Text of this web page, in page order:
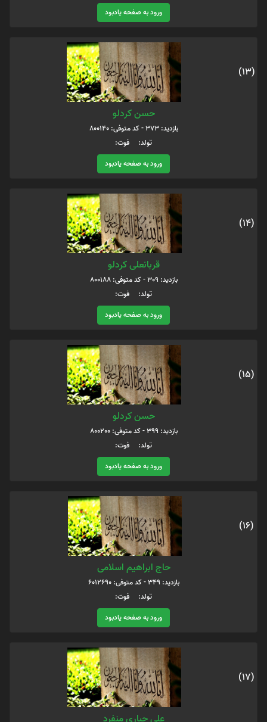
ورود به صفحه یادبود
(13)
حسن کردلو
بازدید: 373 - کد متوفی: 800140
تولد: فوت:
ورود به صفحه یادبود
(14)
قربانعلی کردلو
بازدید: 309 - کد متوفی: 800188
تولد: فوت:
ورود به صفحه یادبود
(15)
حسن کردلو
بازدید: 399 - کد متوفی: 800200
تولد: فوت:
ورود به صفحه یادبود
(16)
حاج ابراهیم اسلامی
بازدید: 349 - کد متوفی: 6012690
تولد: فوت:
ورود به صفحه یادبود
(17)